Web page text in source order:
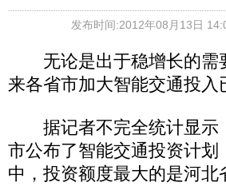
发布时间:2012年08月13日
无论是出于稳增长的需
来各省市加大智能交通投入
据记者不完全统计显示
市公布了智能交通投资计
中，投资额度最大的是河北